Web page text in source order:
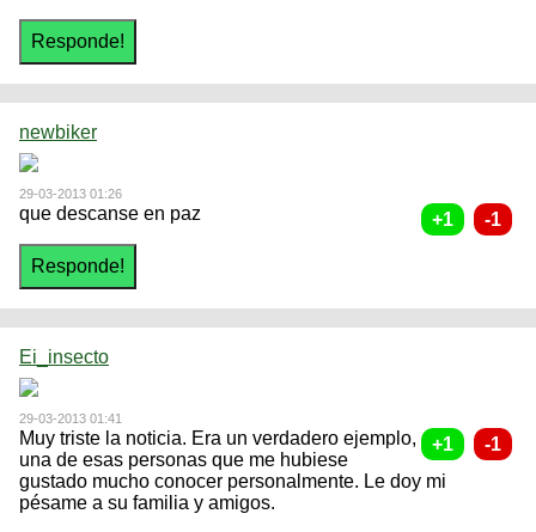
newbiker
29-03-2013 01:26
que descanse en paz
Ei_insecto
29-03-2013 01:41
Muy triste la noticia. Era un verdadero ejemplo,
una de esas personas que me hubiese
gustado mucho conocer personalmente. Le doy mi
pésame a su familia y amigos.